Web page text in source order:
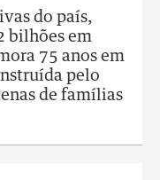
do país,
bilhões em
75 anos em
pelo
de famílias